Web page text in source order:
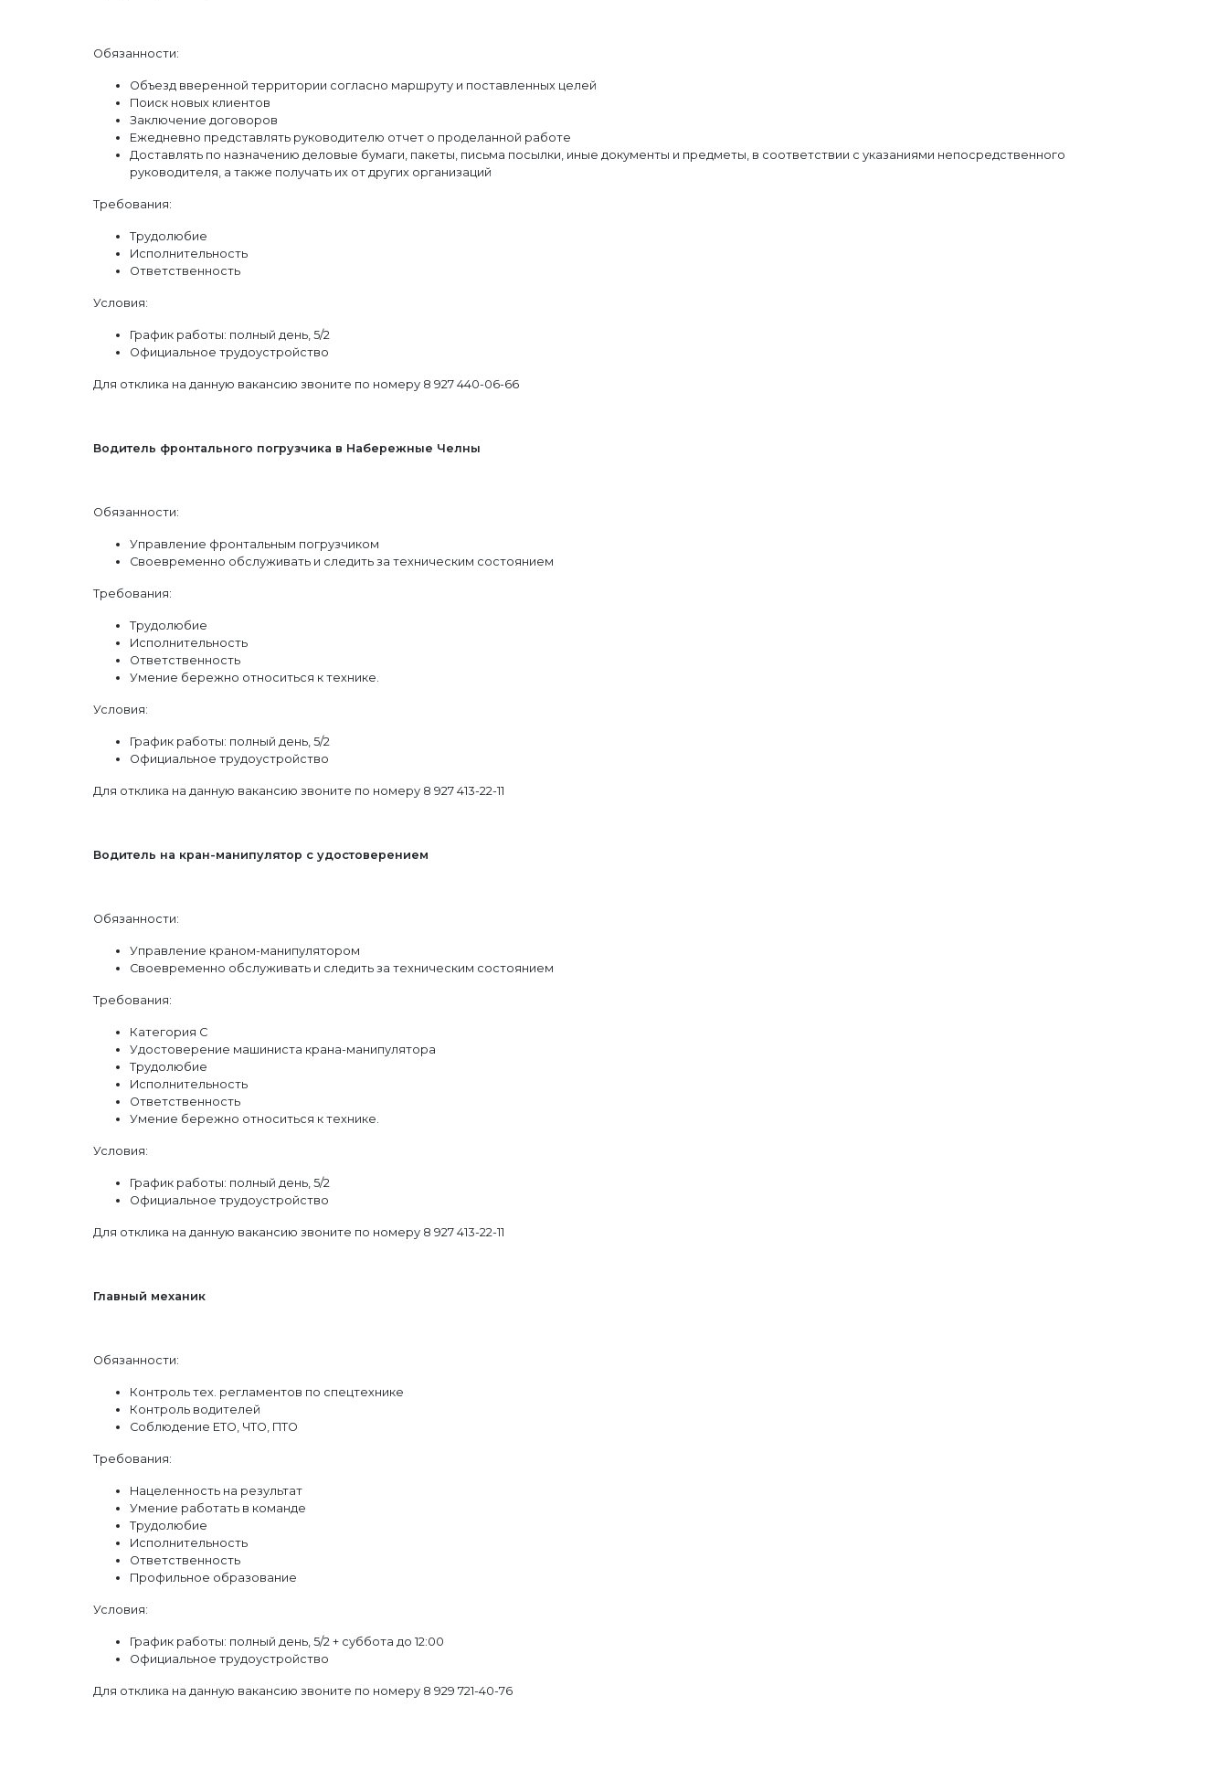
Обязанности:
Объезд вверенной территории согласно маршруту и поставленных целей
Поиск новых клиентов
Заключение договоров
Ежедневно представлять руководителю отчет о проделанной работе
Доставлять по назначению деловые бумаги, пакеты, письма посылки, иные документы и предметы, в соответствии с указаниями непосредственного
руководителя, а также получать их от других организаций
Требования:
Трудолюбие
Исполнительность
Ответственность
Условия:
График работы: полный день, 5/2
Официальное трудоустройство
Для отклика на данную вакансию звоните по номеру 8 927 440-06-66
Водитель фронтального погрузчика в Набережные Челны
Обязанности:
Управление фронтальным погрузчиком
Своевременно обслуживать и следить за техническим состоянием
Требования:
Трудолюбие
Исполнительность
Ответственность
Умение бережно относиться к технике.
Условия:
График работы: полный день, 5/2
Официальное трудоустройство
Для отклика на данную вакансию звоните по номеру 8 927 413-22-11
Водитель на кран-манипулятор с удостоверением
Обязанности:
Управление краном-манипулятором
Своевременно обслуживать и следить за техническим состоянием
Требования:
Категория C
Удостоверение машиниста крана-манипулятора
Трудолюбие
Исполнительность
Ответственность
Умение бережно относиться к технике.
Условия:
График работы: полный день, 5/2
Официальное трудоустройство
Для отклика на данную вакансию звоните по номеру 8 927 413-22-11
Главный механик
Обязанности:
Контроль тех. регламентов по спецтехнике
Контроль водителей
Соблюдение ЕТО, ЧТО, ПТО
Требования:
Нацеленность на результат
Умение работать в команде
Трудолюбие
Исполнительность
Ответственность
Профильное образование
Условия:
График работы: полный день, 5/2 + суббота до 12:00
Официальное трудоустройство
Для отклика на данную вакансию звоните по номеру 8 929 721-40-76